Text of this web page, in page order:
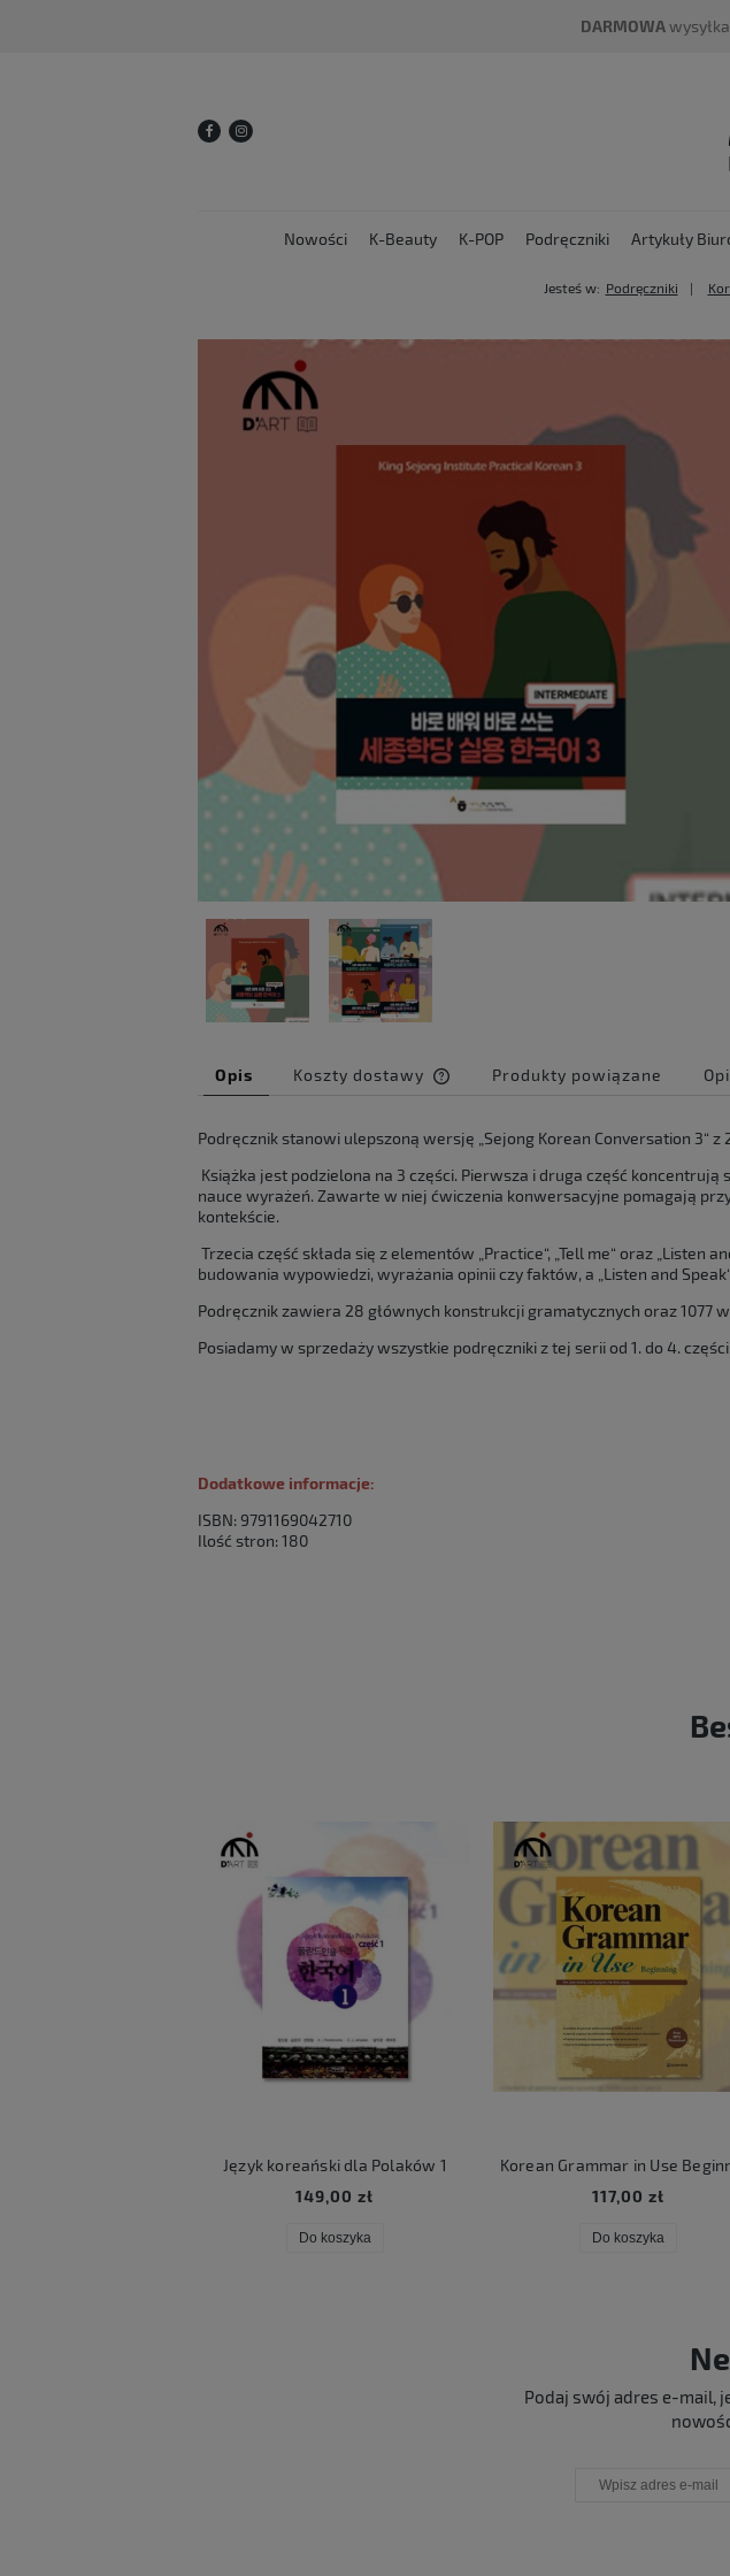
DARMOWA
Nowości K-Beauty K-POP Podręczniki Artykuły
Jesteś w: Podręczniki
Opis Koszty dostawy
Cena nie zawiera ewentualnych
Produkty powiązane
Podręcznik stanowi ulepszoną wersję „Sejong Korean Conversation 3“ z
Książka jest podzielona na 3 części. Pierwsza i druga część
nauce wyrażeń. Zawarte w niej ćwiczenia konwersacyjne pomagają
kontekście.
Trzecia część składa się z elementów „Practice“, „Tell me“ oraz „Listen
budowania wypowiedzi, wyrażania opinii czy faktów, a „Listen and
Podręcznik zawiera 28 głównych konstrukcji gramatycznych oraz
Posiadamy w sprzedaży wszystkie podręczniki z tej serii od 1. do 4. części.
Dodatkowe informacje:
ISBN: 9791169042710
Ilość stron: 180
Język koreański dla Polaków 1
149,00 zł
Do koszyka
Korean Grammar in Use
117,00 zł
Do koszyka
Podaj swój adres e-mail,